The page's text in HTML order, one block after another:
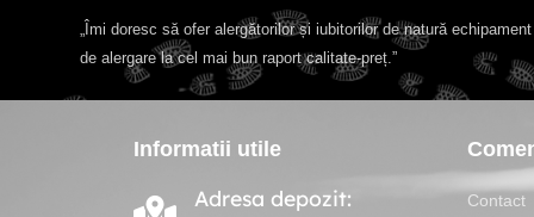
„Îmi doresc să ofer alergătorilor și iubitorilor de natură
de alergare la cel mai bun raport calitate-preț.”
Informatii utile
Adresa depozit:
Contact